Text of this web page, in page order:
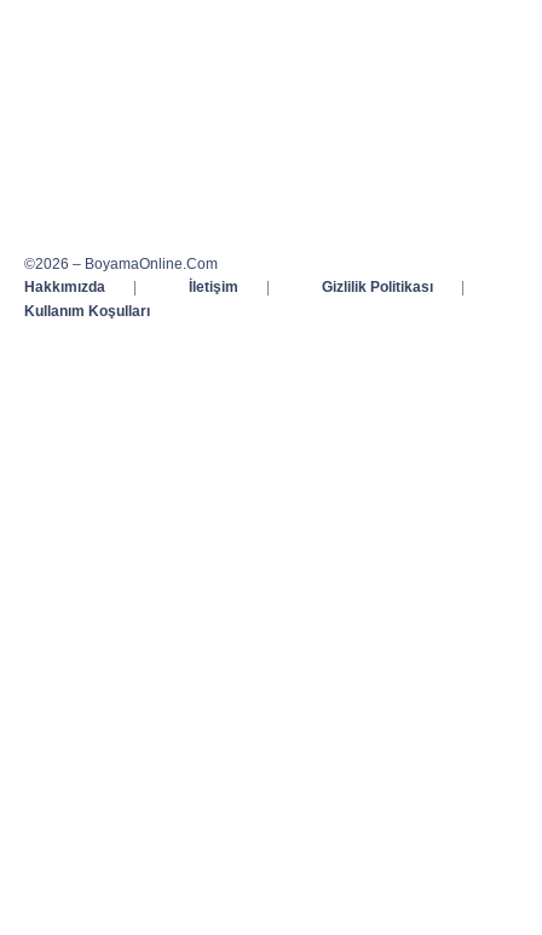
©2026 – BoyamaOnline.Com
Hakkımızda
| İletişim | Gizlilik Politikası
|
Kullanım Koşulları